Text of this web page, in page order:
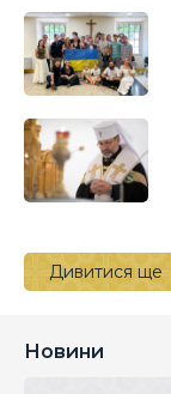
Дивитися ще
Новини